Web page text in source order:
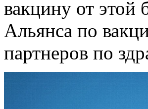
вакцину от этой
Альянса по
партнеров по